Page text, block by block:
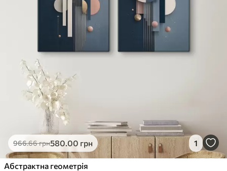
966.66грн580.00 грн 1
Абстрактна геометрія